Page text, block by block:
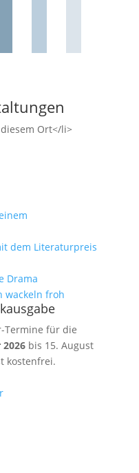
Ort</li>
dem Literaturpreis
Drama
wackeln froh
Termine für die
bis 15. August
kostenfrei.